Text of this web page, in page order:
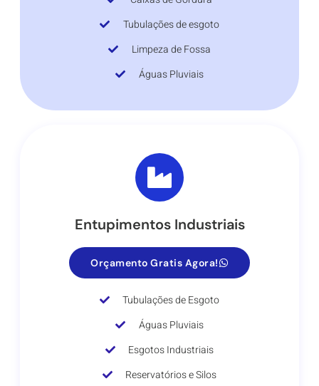
Tubulações de esgoto
Limpeza de Fossa
Águas Pluviais
Entupimentos Industriais
Orçamento Gratis Agora!
Tubulações de Esgoto
Águas Pluviais
Esgotos Industriais
Reservatórios e Silos